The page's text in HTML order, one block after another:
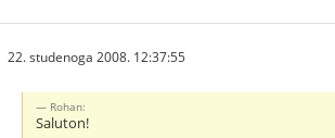
22. studenoga 2008. 12:37:55
Rohan:
Saluton!